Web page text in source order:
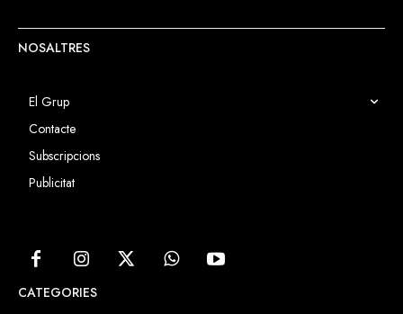
NOSALTRES
El Grup
Contacte
Subscripcions
Publicitat
CATEGORIES